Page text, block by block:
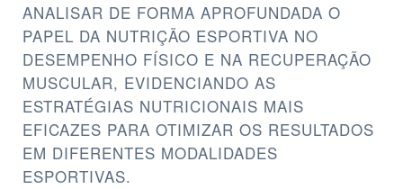
ANALISAR DE FORMA APROFUNDADA O
PAPEL DA NUTRIÇÃO ESPORTIVA NO
DESEMPENHO FÍSICO E NA RECUPERAÇÃO
MUSCULAR, EVIDENCIANDO AS
ESTRATÉGIAS NUTRICIONAIS MAIS
EFICAZES PARA OTIMIZAR OS RESULTADOS
EM DIFERENTES MODALIDADES
ESPORTIVAS.